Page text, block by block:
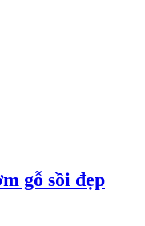
gỗ sồi đẹp